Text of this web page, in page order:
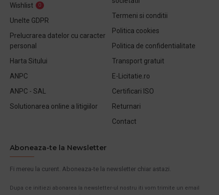
Wishlist
0
Unelte GDPR
Prelucrarea datelor cu caracter
personal
Harta Sitului
ANPC
ANPC - SAL
Solutionarea online a litigiilor
Termeni si conditii
Politica cookies
Politica de confidentialitate
Transport gratuit
E-Licitatie.ro
Certificari ISO
Returnari
Contact
Aboneaza-te la Newsletter
Fi mereu la curent. Aboneaza-te la newsletter chiar astazi.
Dupa ce initiezi abonarea la newsletter-ul nostru iti vom trimite un email